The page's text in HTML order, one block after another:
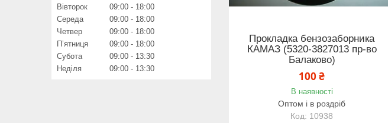
Прокладка бензозаборника
КАМАЗ (5320-3827013 пр-во
Балаково)
100 ₴
В наявності
Оптом і в роздріб
10938
Вівторок
09:00
18:00
Середа
09:00
18:00
Четвер
09:00
18:00
Пʼятниця
09:00
18:00
Субота
09:00
13:30
Неділя
09:00 13:30